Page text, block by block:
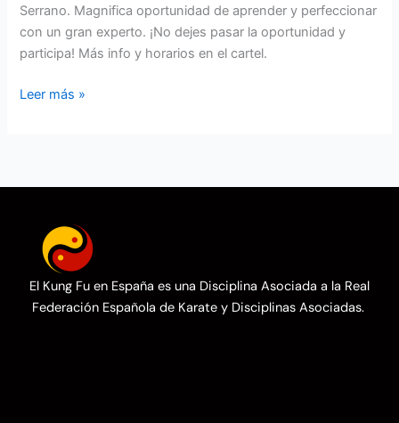
Serrano. Magnifica oportunidad de aprender y perfeccionar
con un gran experto. ¡No dejes pasar la oportunidad y
participa! Más info y horarios en el cartel.
Leer más »
El Kung Fu en España es una Disciplina Asociada a la Real
Federación Española de Karate y Disciplinas Asociadas.